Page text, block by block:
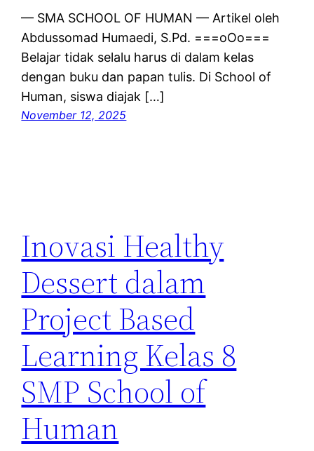
— SMA SCHOOL OF HUMAN — Artikel oleh
Abdussomad Humaedi, S.Pd. ===oOo===
Belajar tidak selalu harus di dalam kelas
dengan buku dan papan tulis. Di School of
Human, siswa diajak […]
November 12, 2025
Inovasi Healthy
Dessert dalam
Project Based
Learning Kelas 8
SMP School of
Human